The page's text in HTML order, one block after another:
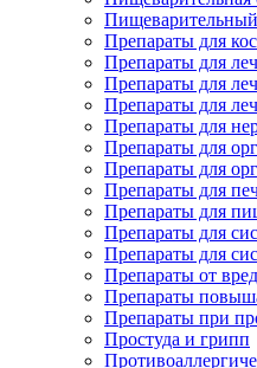
Препараты для
Препараты для
Препараты для
Препараты для
Препараты для
Препараты для
Препараты для
Препараты для
Препараты для
Препараты для
Препараты для
Препараты от
Препараты
Препараты при
Простуда и грипп